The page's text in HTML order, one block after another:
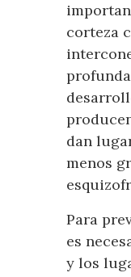
corteza
dan
menos
Para
es
y los